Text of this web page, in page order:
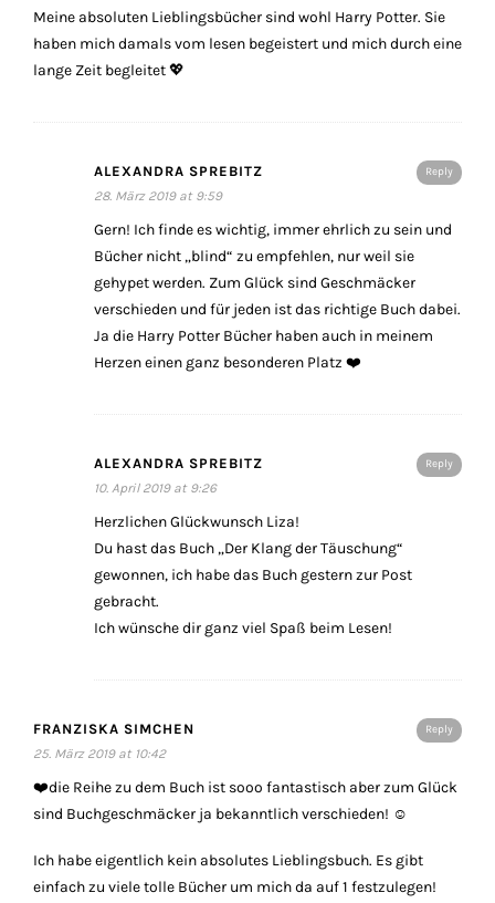
Meine absoluten Lieblingsbücher sind wohl Harry Potter. Sie
haben mich damals vom lesen begeistert und mich durch eine
lange Zeit begleitet 💖
Reply
ALEXANDRA SPREBITZ
28. März 2019 at 9:59
Gern! Ich finde es wichtig, immer ehrlich zu sein und
Bücher nicht „blind“ zu empfehlen, nur weil sie
gehypet werden. Zum Glück sind Geschmäcker
verschieden und für jeden ist das richtige Buch dabei.
Ja die Harry Potter Bücher haben auch in meinem
Herzen einen ganz besonderen Platz ❤️
Reply
ALEXANDRA SPREBITZ
10. April 2019 at 9:26
Herzlichen Glückwunsch Liza!
Du hast das Buch „Der Klang der Täuschung“
gewonnen, ich habe das Buch gestern zur Post
gebracht.
Ich wünsche dir ganz viel Spaß beim Lesen!
Reply
FRANZISKA SIMCHEN
25. März 2019 at 10:42
❤️die Reihe zu dem Buch ist sooo fantastisch aber zum Glück
sind Buchgeschmäcker ja bekanntlich verschieden! ☺️
Ich habe eigentlich kein absolutes Lieblingsbuch. Es gibt
einfach zu viele tolle Bücher um mich da auf 1 festzulegen!